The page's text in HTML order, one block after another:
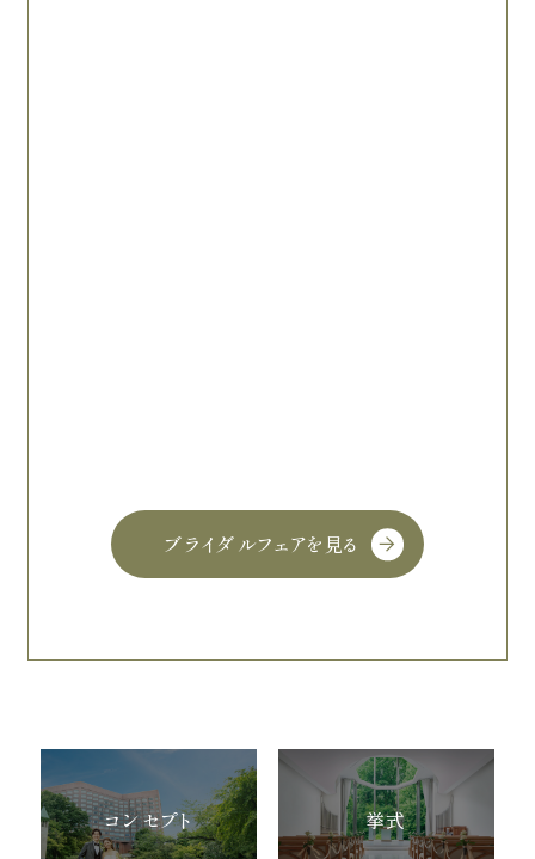
ブライダルフェアを見る
コンセプト 挙式